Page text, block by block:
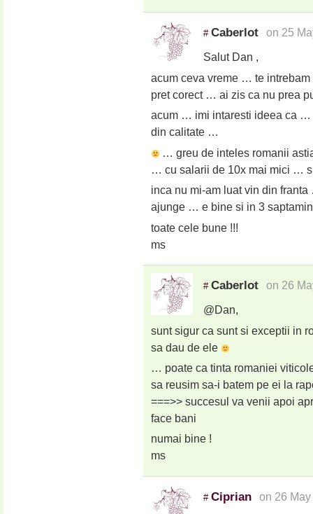
# Caberlot on 25
Salut Dan ,
acum ceva vreme … te
pret corect … ai zis ca nu prea
acum … imi intaresti ideea ca …
din calitate …
… greu de inteles romanii
… cu salarii de 10x mai mici …
inca nu mi-am luat vin din
ajunge … e bine si in 3
toate cele bune !!!
ms
# Caberlot on 26
@Dan,
sunt sigur ca sunt si exceptii in
sa dau de ele
… poate ca tinta romaniei
sa reusim sa-i batem pe ei la
===>> succesul va venii apoi
face bani
numai bine !
ms
# Ciprian on 26